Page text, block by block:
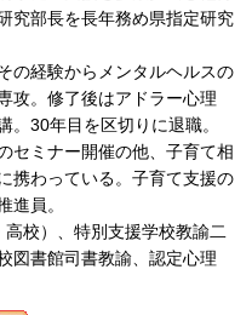
究部長を長年務め県指定研究
の経験からメンタルヘルスの
攻。修了後はアドラー心理
。30年目を区切りに退職。
セミナー開催の他、子育て相
携わっている。子育て支援の
進員。
校）、特別支援学校教諭二
図書館司書教諭、認定心理